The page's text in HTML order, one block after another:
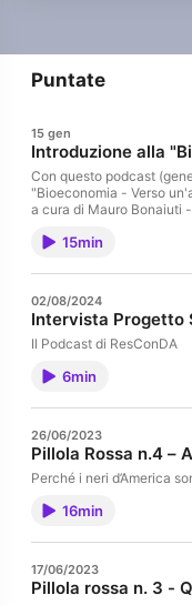
Puntate
15 gen
Introduzione alla
Con questo podcast
"Bioeconomia - Verso
a cura di Mauro Bonaiuti
15min
02/08/2024
Intervista Progetto
Il Podcast di ResConDA
6min
26/06/2023
Pillola Rossa n.4 –
Perché i neri d’America
16min
17/06/2023
Pillola rossa n. 3 -